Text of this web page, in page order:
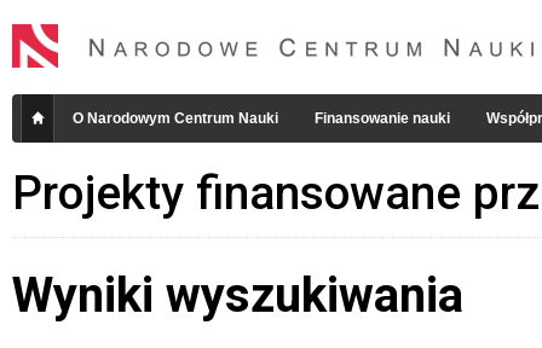
O Narodowym Centrum Nauki Finansowanie nauki
Projekty finansowane
Wyniki wyszukiwania